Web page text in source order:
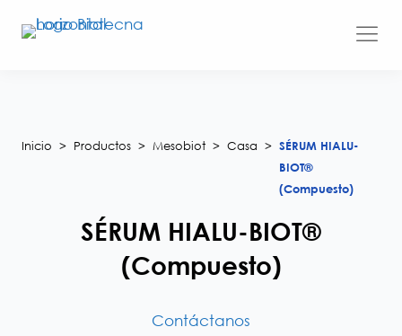
Inicio > Productos > Mesobiot > Casa > SÉRUM HIALU-
BIOT®
(Compuesto)
SÉRUM HIALU-BIOT®
(Compuesto)
Contáctanos